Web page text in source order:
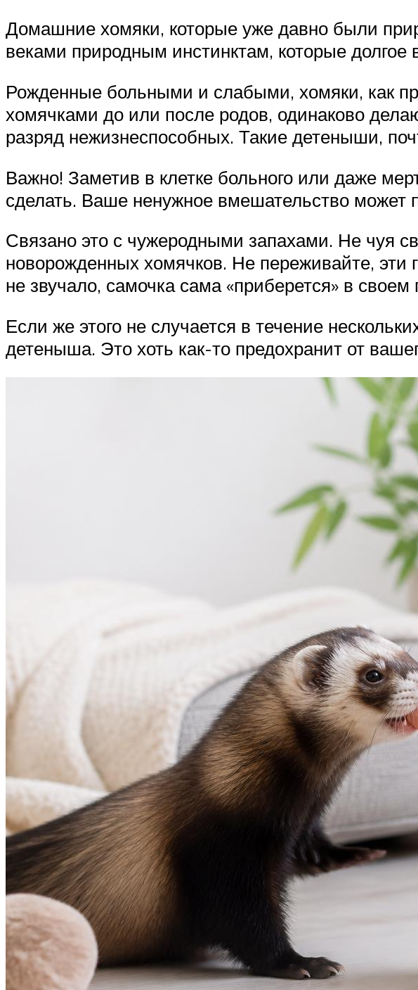
Домашние хомяки, которые уже давно были
веками природным инстинктам, которые
Рожденные больными и слабыми, хомяки, как
хомячками до или после родов, одинаково
разряд нежизнеспособных. Такие детеныши,
Важно! Заметив в клетке больного или даже
сделать. Ваше ненужное вмешательство может
Связано это с чужеродными запахами. Не чуя
новорожденных хомячков. Не переживайте,
не звучало, самочка сама «приберется» в своем
Если же этого не случается в течение
детеныша. Это хоть как-то предохранит от